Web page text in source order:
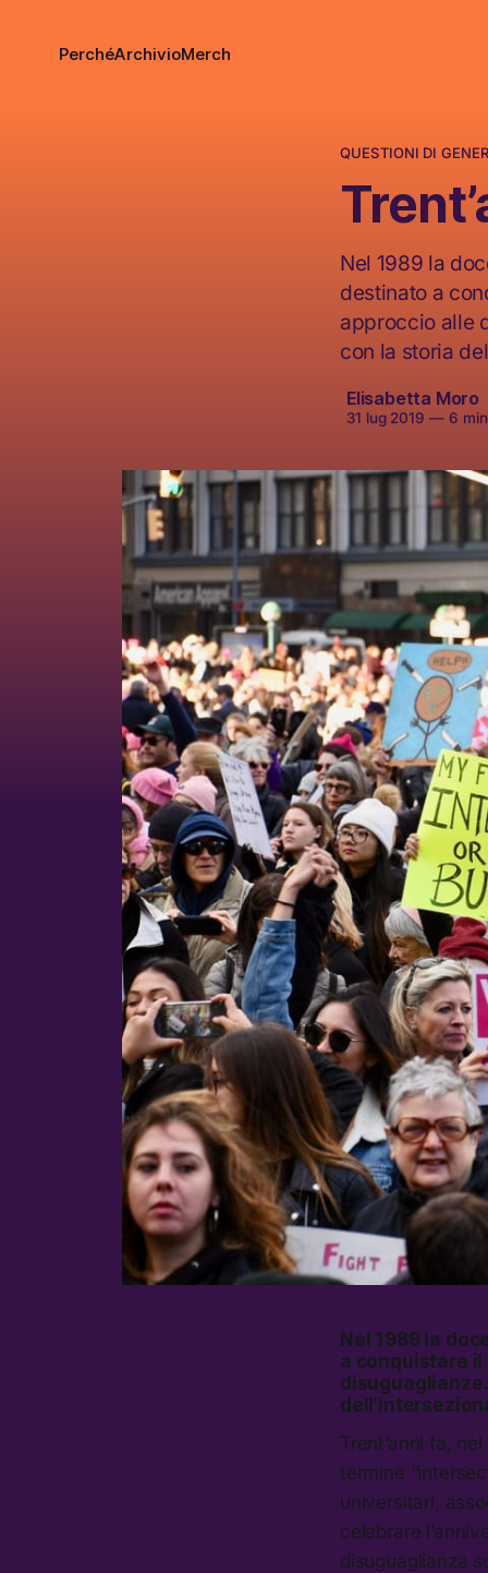
PerchéArchivioMerch
QUESTIONI DI
Nel 1989 la
destinato a
approccio alle
con la storia
Elisabetta Moro
31 lug 2019 —6
Nel 1989 la
a conquistare
Trent’anni fa,
termine
universitari,
celebrare
disuguaglianza